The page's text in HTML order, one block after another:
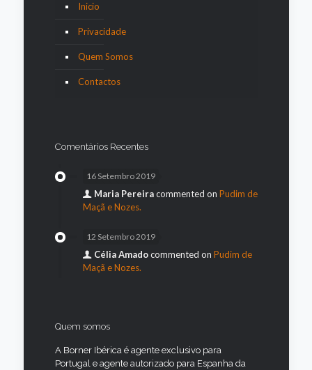
Inicio
Privacidade
Quem Somos
Contactos
Comentários Recentes
16 Setembro 2019
Maria Pereiracommented on Pudim de
Maçã e Nozes.
12 Setembro 2019
Célia Amadocommented on Pudim de
Maçã e Nozes.
Quem somos
A Borner Ibérica é agente exclusivo para
Portugal e agente autorizado para Espanha da